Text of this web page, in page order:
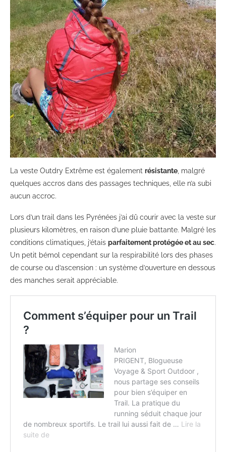
La veste Outdry Extrême est également résistante , malgré
quelques accros dans des passages techniques, elle n’a subi
aucun accroc.
Lors d’un trail dans les Pyrénées j’ai dû courir avec la veste sur
plusieurs kilomètres, en raison d’une pluie battante. Malgré les
conditions climatiques, j’étais parfaitement protégée et au sec.
Un petit bémol cependant sur la respirabilité lors des phases
de course ou d’ascension : un système d’ouverture en dessous
des manches serait appréciable.